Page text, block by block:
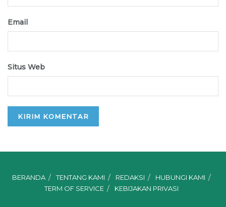
Email
Situs Web
BERANDA TENTANG KAMI REDAKSI
HUBUNGI KAMI
TERM OF SERVICE
KEBIJAKAN PRIVASI